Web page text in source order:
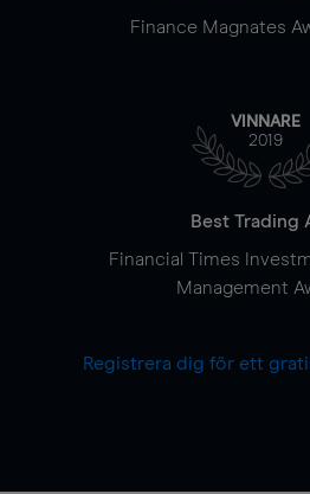
Finance Magnates
VINNARE
2019
Best Trading
Financial Times
Management
Registrera dig för ett